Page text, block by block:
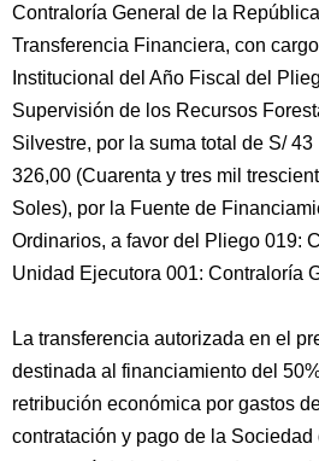
Contraloría General de la
Transferencia Financiera, con
Institucional del Año Fiscal del
Supervisión de los Recursos
Silvestre, por la suma total de S/ 43
326,00 (Cuarenta y tres mil
Soles), por la Fuente de
Ordinarios, a favor del Pliego 019:
Unidad Ejecutora 001: Contraloría
La transferencia autorizada en el
destinada al financiamiento del
retribución económica por gastos
contratación y pago de la